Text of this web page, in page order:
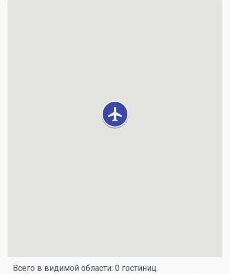
Всего в видимой области: 0 гостиниц.